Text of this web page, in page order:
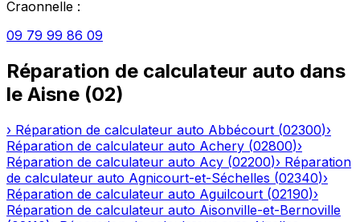
Craonnelle :
09 79 99 86 09
Réparation de calculateur auto dans
le Aisne (02)
› Réparation de calculateur auto Abbécourt (02300)›
Réparation de calculateur auto Achery (02800)›
Réparation de calculateur auto Acy (02200)› Réparation
de calculateur auto Agnicourt-et-Séchelles (02340)›
Réparation de calculateur auto Aguilcourt (02190)›
Réparation de calculateur auto Aisonville-et-Bernoville